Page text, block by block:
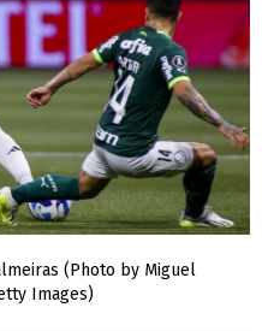
(Photo by Miguel
Images)